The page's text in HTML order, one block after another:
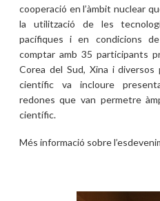
cooperació en l’àmbit nuclear
la utilització de les
pacífiques i en condicions
comptar amb 35 participants
Corea del Sud, Xina i diversos
científic va incloure
redones que van permetre
científic.
Més informació sobre